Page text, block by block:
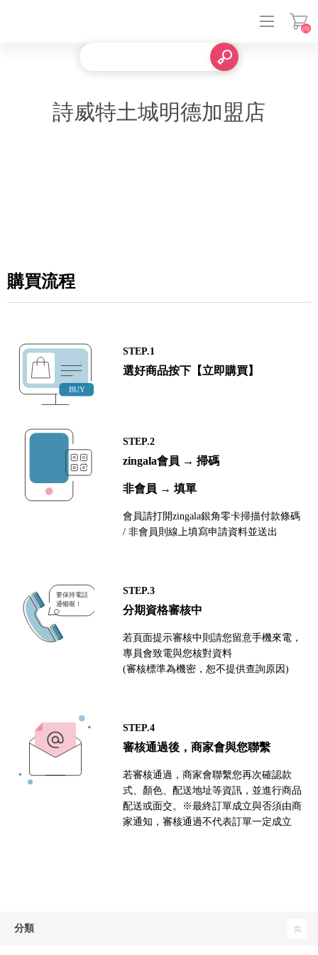
(0)
詩威特土城明德加盟店
購買流程
STEP.1
選好商品按下【立即購買】
STEP.2
zingala會員 → 掃碼
非會員 → 填單
會員請打開zingala銀角零卡掃描付款條碼
/ 非會員則線上填寫申請資料並送出
STEP.3
分期資格審核中
若頁面提示審核中則請您留意手機來電，
專員會致電與您核對資料
(審核標準為機密，恕不提供查詢原因)
STEP.4
審核通過後，商家會與您聯繫
若審核通過，商家會聯繫您再次確認款
式、顏色、配送地址等資訊，並進行商品
配送或面交。※最終訂單成立與否須由商
家通知，審核通過不代表訂單一定成立
分類